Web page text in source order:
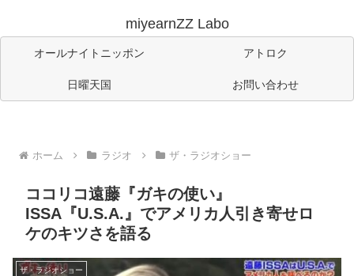
miyearnZZ Labo
オールナイトニッポン アトロク
日曜天国 お問い合わせ
ホーム ラジオ ザ・ラジオショー
ココリコ遠藤『ガキの使い』
ISSA『U.S.A.』でアメリカ人引き寄せロ
ケのキツさを語る
ザ・ラジオショー